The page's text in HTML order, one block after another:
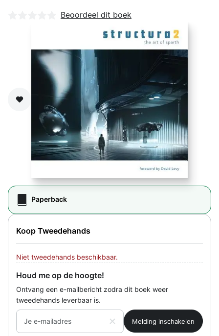
Nog geen beoordelingen
Beoordeel dit boek
Zet op verlanglijst
Paperback
Koop Tweedehands
Niet tweedehands beschikbaar.
Houd me op de hoogte!
Ontvang een e-mailbericht zodra dit boek weer
tweedehands leverbaar is.
Je e-mailadres